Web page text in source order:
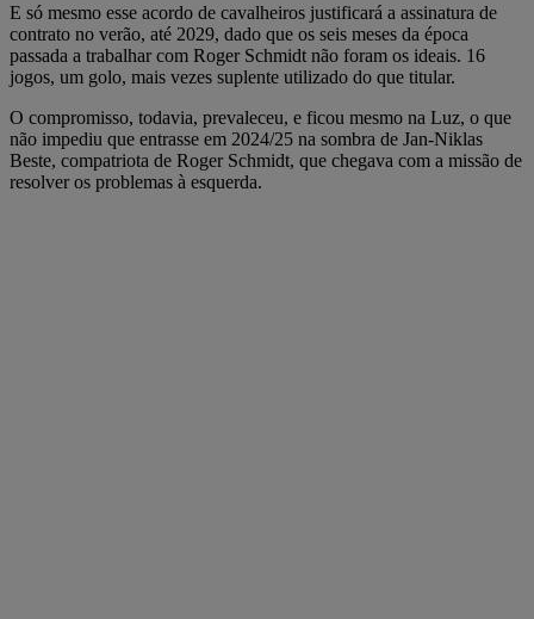
E só mesmo esse acordo de cavalheiros justificará a assinatura de
contrato no verão, até 2029, dado que os seis meses da época
passada a trabalhar com Roger Schmidt não foram os ideais. 16
jogos, um golo, mais vezes suplente utilizado do que titular.
O compromisso, todavia, prevaleceu, e ficou mesmo na Luz, o que
não impediu que entrasse em 2024/25 na sombra de Jan-Niklas
Beste, compatriota de Roger Schmidt, que chegava com a missão de
resolver os problemas à esquerda.